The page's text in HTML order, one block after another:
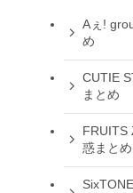
Aぇ!
め
CUTIE
まとめ
FRUITS
惑まとめ